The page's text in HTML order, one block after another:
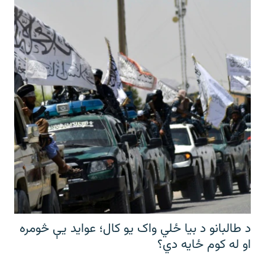
د طالبانو د بیا ځلي واک یو کال؛ عواید یې څومره
او له کوم ځایه دي؟